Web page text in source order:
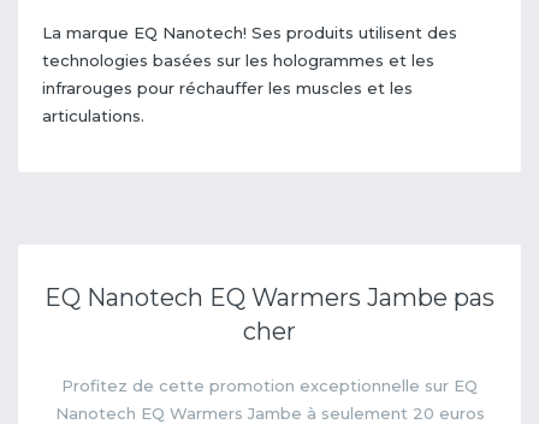
La marque EQ Nanotech! Ses produits utilisent des
technologies basées sur les hologrammes et les
infrarouges pour réchauffer les muscles et les
articulations.
EQ Nanotech EQ Warmers Jambe pas
cher
Profitez de cette promotion exceptionnelle sur EQ
Nanotech EQ Warmers Jambe à seulement 20 euros